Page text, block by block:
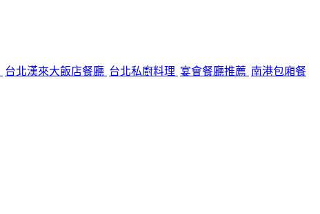
台北漢來大飯店餐廳 台北私廚料理 宴會餐廳推薦 南港包廂餐